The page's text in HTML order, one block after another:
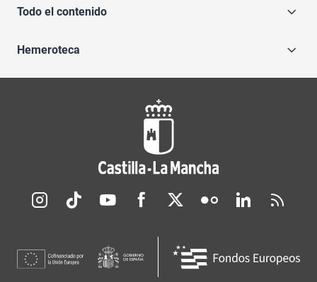
Todo el contenido
Hemeroteca
Redes sociales JCCM